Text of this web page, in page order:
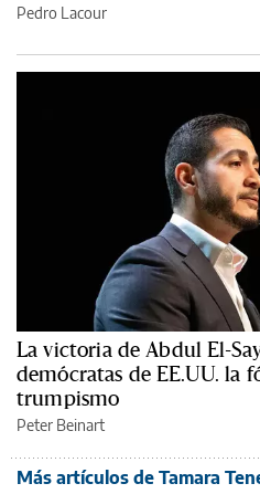
Pedro Lacour
La victoria de Abdul El-
demócratas de EE.UU. la
trumpismo
Peter Beinart
Más artículos de Tamara